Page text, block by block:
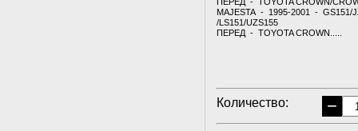
MAJESTA - 1995-2001 - GS151/
/LS151/UZS155
ПЕРЕД - TOYOTA CROWN.....
Количество: −